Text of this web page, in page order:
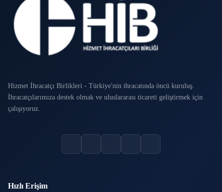
Hizmet İhracatçı Birlikleri - Türkiye'nin ihracatında öncü kuruluş.
İhracatçılarımıza destek olmak ve uluslararası ticareti geliştirmek için
çalışıyoruz.
Hızlı Erişim